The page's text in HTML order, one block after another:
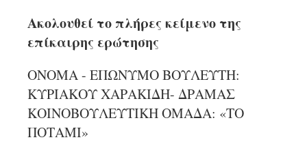
Ακολουθεί το πλήρες κείμενο της
επίκαιρης ερώτησης
ΟΝΟΜΑ - ΕΠΩΝΥΜΟ ΒΟΥΛΕΥΤΗ:
ΚΥΡΙΑΚΟΥ ΧΑΡΑΚΙΔΗ- ΔΡΑΜΑΣ
ΚΟΙΝΟΒΟΥΛΕΥΤΙΚΗ ΟΜΑΔΑ: «ΤΟ
ΠΟΤΑΜΙ»